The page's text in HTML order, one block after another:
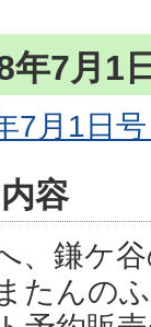
年7月1
7月1日
容
、鎌ケ
またんの